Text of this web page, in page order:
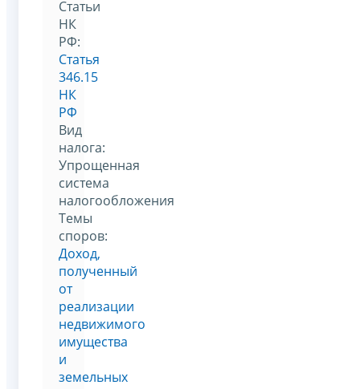
Статьи
НК
РФ:
Статья
346.15
НК
РФ
Вид
налога:
Упрощенная
система
налогообложения
Темы
споров:
Доход,
полученный
от
реализации
недвижимого
имущества
и
земельных